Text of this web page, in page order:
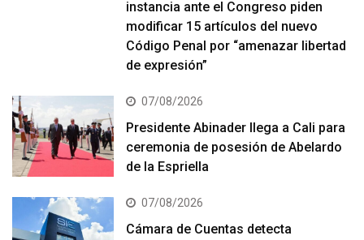
instancia ante el Congreso piden
modificar 15 artículos del nuevo
Código Penal por “amenazar libertad
de expresión”
07/08/2026
Presidente Abinader llega a Cali para
ceremonia de posesión de Abelardo
de la Espriella
07/08/2026
Cámara de Cuentas detecta